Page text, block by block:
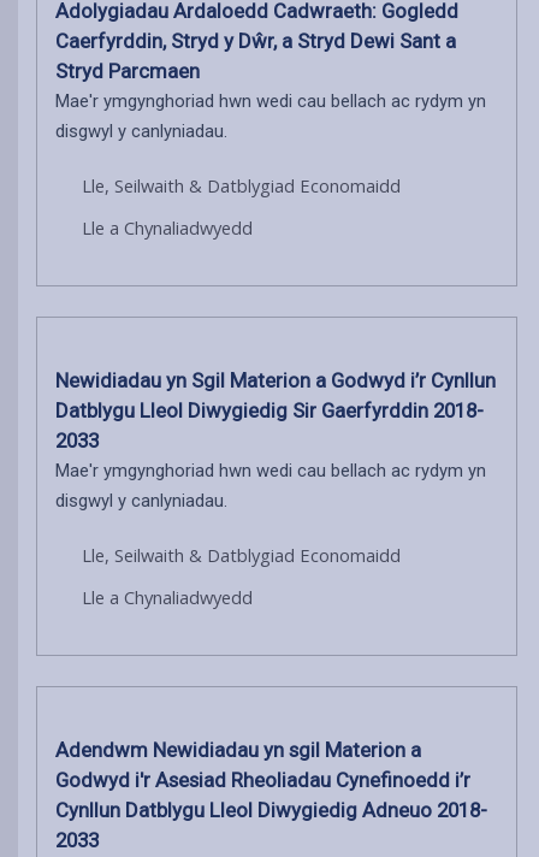
Adolygiadau Ardaloedd Cadwraeth: Gogledd
Caerfyrddin, Stryd y Dŵr, a Stryd Dewi Sant a
Stryd Parcmaen
Mae'r ymgynghoriad hwn wedi cau bellach ac rydym yn
disgwyl y canlyniadau.
Lle, Seilwaith & Datblygiad Economaidd
Lle a Chynaliadwyedd
Newidiadau yn Sgil Materion a Godwyd i’r Cynllun
Datblygu Lleol Diwygiedig Sir Gaerfyrddin 2018-
2033
Mae'r ymgynghoriad hwn wedi cau bellach ac rydym yn
disgwyl y canlyniadau.
Lle, Seilwaith & Datblygiad Economaidd
Lle a Chynaliadwyedd
Adendwm Newidiadau yn sgil Materion a
Godwyd i'r Asesiad Rheoliadau Cynefinoedd i’r
Cynllun Datblygu Lleol Diwygiedig Adneuo 2018-
2033